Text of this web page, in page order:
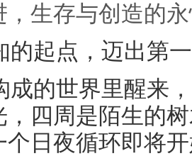
，生存与创造的
的起点，迈出第
成的世界里醒来
，四周是陌生的
个日夜循环即将